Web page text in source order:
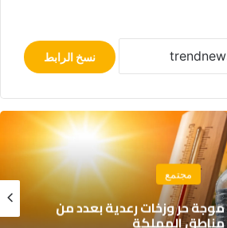
نسخ الرابط
رعدية بعدد من